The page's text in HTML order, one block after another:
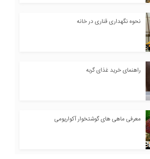
نحوه نگهداری قناری در خانه
راهنمای خرید غذای گربه
معرفی ماهی های گوشتخوار آکواریومی